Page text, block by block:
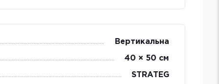
Вертикальна
40 × 50 см
STRATEG